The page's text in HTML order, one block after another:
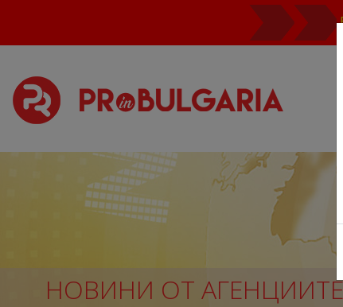
НОВИНИ ОТ АГЕНЦИИТЕ